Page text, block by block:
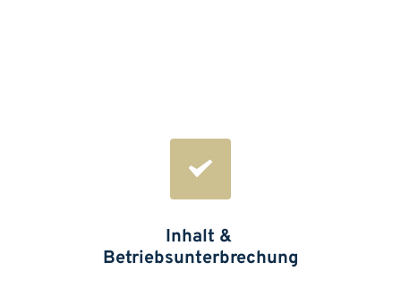
Inhalt &
Betriebsunterbrechung